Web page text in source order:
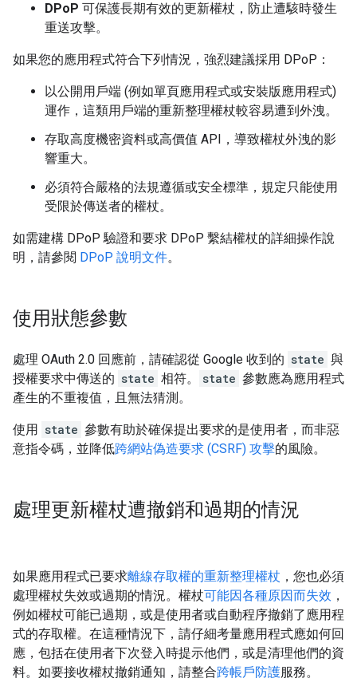
DPoP 可保護長期有效的更新權杖，防止遭駭時發生
重送攻擊。
如果您的應用程式符合下列情況，強烈建議採用 DPoP：
以公開用戶端 (例如單頁應用程式或安裝版應用程式)
運作，這類用戶端的重新整理權杖較容易遭到外洩。
存取高度機密資料或高價值 API，導致權杖外洩的影
響重大。
必須符合嚴格的法規遵循或安全標準，規定只能使用
受限於傳送者的權杖。
如需建構 DPoP 驗證和要求 DPoP 繫結權杖的詳細操作說
明，請參閱 DPoP 說明文件。
使用狀態參數
處理 OAuth 2.0 回應前，請確認從 Google 收到的 state 與
授權要求中傳送的 state 相符。 state 參數應為應用程式
產生的不重複值，且無法猜測。
使用 state 參數有助於確保提出要求的是使用者，而非惡
意指令碼，並降低跨網站偽造要求 (CSRF) 攻擊的風險。
處理更新權杖遭撤銷和過期的情況
如果應用程式已要求離線存取權的重新整理權杖 ，您也必須
處理權杖失效或過期的情況。權杖可能因各種原因而失效 ，
例如權杖可能已過期，或是使用者或自動程序撤銷了應用程
式的存取權。在這種情況下，請仔細考量應用程式應如何回
應，包括在使用者下次登入時提示他們，或是清理他們的資
料。如要接收權杖撤銷通知，請整合跨帳戶防護服務。